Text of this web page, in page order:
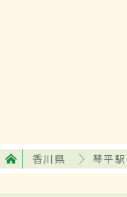
香川県 琴平駅